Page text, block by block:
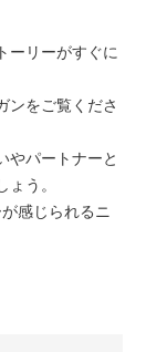
ーリーがすぐに
ンをご覧くださ
やパートナーと
う。
感じられるニ